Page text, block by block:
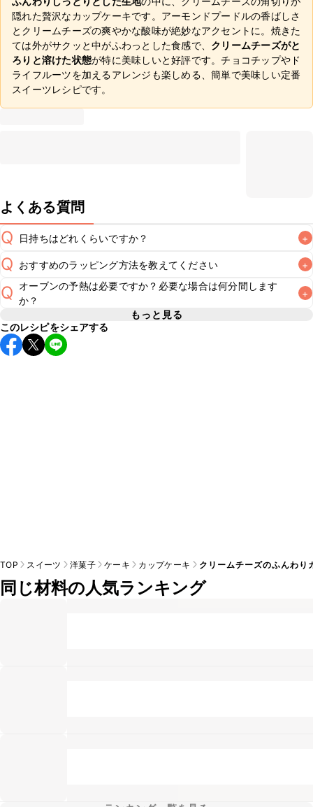
隠れた贅沢なカップケーキです。アーモンドプードルの香ばしさ
とクリームチーズの爽やかな酸味が絶妙なアクセントに。焼きた
ては外がサクッと中がふわっとした食感で、 クリームチーズがと
ろりと溶けた状態が特に美味しいと好評です。チョコチップやド
ライフルーツを加えるアレンジも楽しめる、簡単で美味しい定番
スイーツレシピです。
よくある質問
Q 日持ちはどれくらいですか？ +
A
冷蔵保存で翌日中が目安です。なるべくお早めにお召し上が
Q おすすめのラッピング方法を教えてください +
こちら
ピング方法をお試しください。なお、要冷蔵のスイーツのた
め、お持ち運びの際は保冷剤をつけることをおすすめいたし
ます。
Q オーブンの予熱は必要ですか？必要な場合は何分間します
か？
+
A
レシピでは170℃に予熱したオーブンで焼き上げています。
オーブンに予熱機能がある場合はそちらを使用してくださ
い。予熱機能がない場合はレシピの温度に設定し、10分程空
もっと見る
このレシピをシェアする
TOP スイーツ 洋菓子 ケーキ カップケーキ クリームチーズのふんわり
同じ材料の人気ランキング